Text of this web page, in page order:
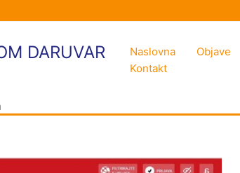
DARUVAR Naslovna Objave
Kontakt